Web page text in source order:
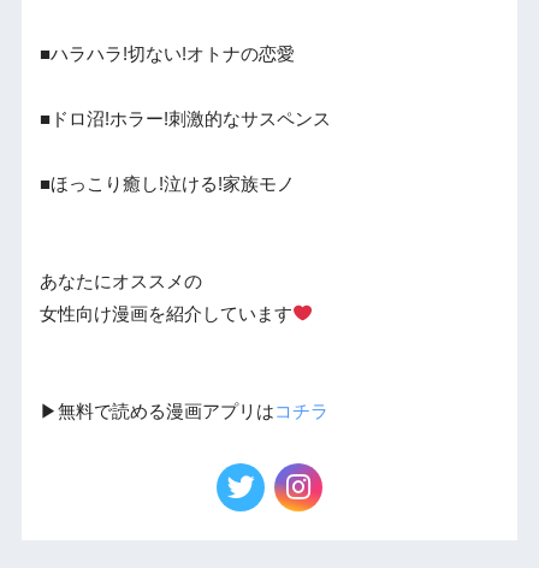
■ハラハラ!切ない!オトナの恋愛
■ドロ沼!ホラー!刺激的なサスペンス
■ほっこり癒し!泣ける!家族モノ
あなたにオススメの
女性向け漫画を紹介しています
▶︎無料で読める漫画アプリはコチラ